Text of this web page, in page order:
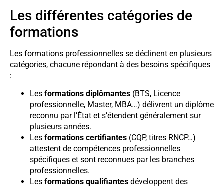
Les différentes catégories de
formations
Les formations professionnelles se déclinent en plusieurs
catégories, chacune répondant à des besoins spécifiques
:
Les formations diplômantes (BTS, Licence
professionnelle, Master, MBA…) délivrent un diplôme
reconnu par l’État et s’étendent généralement sur
plusieurs années.
Les formations certifiantes (CQP, titres RNCP…)
attestent de compétences professionnelles
spécifiques et sont reconnues par les branches
professionnelles.
Les formations qualifiantes développent des